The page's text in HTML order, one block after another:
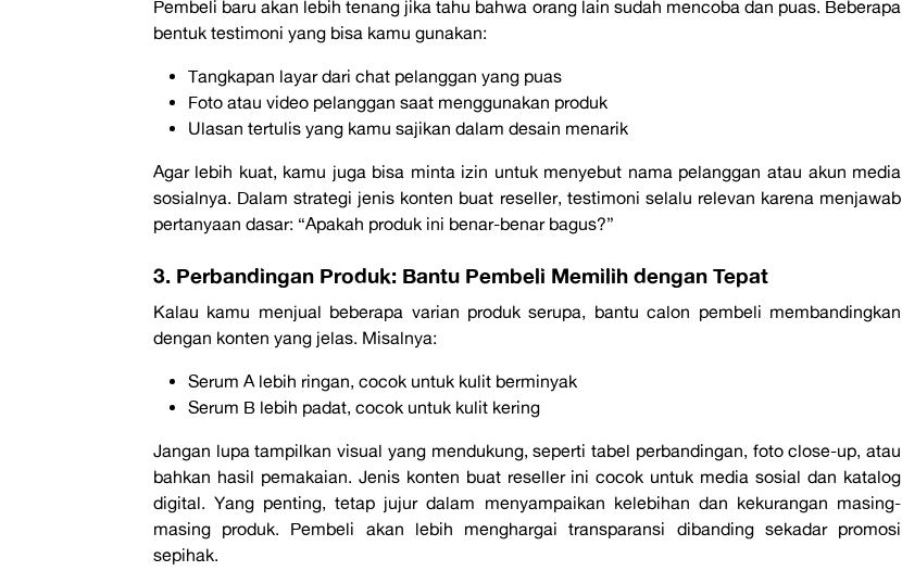
Pembeli baru akan lebih tenang jika tahu bahwa orang lain sudah mencoba dan puas. Beberapa
bentuk testimoni yang bisa kamu gunakan:
Tangkapan layar dari chat pelanggan yang puas
Foto atau video pelanggan saat menggunakan produk
Ulasan tertulis yang kamu sajikan dalam desain menarik
Agar lebih kuat, kamu juga bisa minta izin untuk menyebut nama pelanggan atau akun media
sosialnya. Dalam strategi jenis konten buat reseller, testimoni selalu relevan karena menjawab
pertanyaan dasar: “Apakah produk ini benar-benar bagus?”
3. Perbandingan Produk: Bantu Pembeli Memilih dengan Tepat
Kalau kamu menjual beberapa varian produk serupa, bantu calon pembeli membandingkan
dengan konten yang jelas. Misalnya:
Serum A lebih ringan, cocok untuk kulit berminyak
Serum B lebih padat, cocok untuk kulit kering
Jangan lupa tampilkan visual yang mendukung, seperti tabel perbandingan, fotoclose-up, atau
bahkan hasil pemakaian. Jenis konten buat reseller ini cocok untuk media sosial dan katalog
digital. Yang penting, tetap jujur dalam menyampaikan kelebihan dan kekurangan masing-
masing produk. Pembeli akan lebih menghargai transparansi dibanding sekadar promosi
sepihak.